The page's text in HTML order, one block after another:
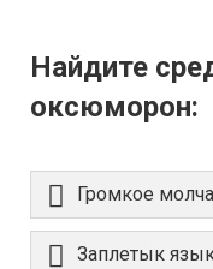
Найдите
оксюморон:
Громкое
Заплетык